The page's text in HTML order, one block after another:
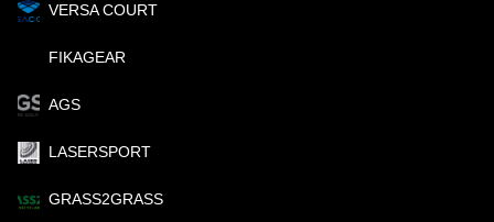
VERSA COURT
FIKAGEAR
AGS
LASERSPORT
GRASS2GRASS